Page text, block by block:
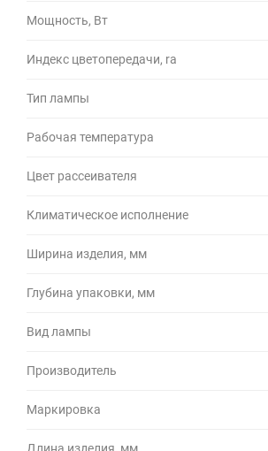
Мощность, Вт
Индекс цветопередачи, ra
Тип лампы
Рабочая температура
Цвет рассеивателя
Климатическое исполнение
Ширина изделия, мм
Глубина упаковки, мм
Вид лампы
Производитель
Маркировка